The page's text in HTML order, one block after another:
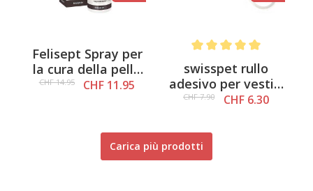
Felisept Spray per
la cura della pelle
per gatti, 250ml
CHF 14.95 CHF 11.95
Average rating of 5 out of
swisspet rullo
adesivo per vestiti
Cleany, durevole
CHF 7.90 CHF 6.30
Carica più prodotti